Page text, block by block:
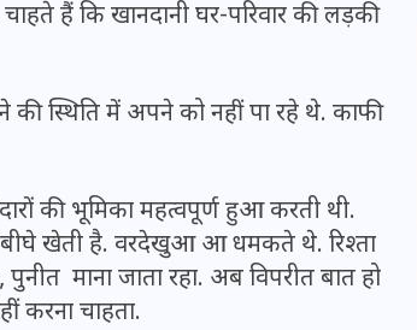
हैं कि खानदानी घर-परिवार की लड़की
की स्थिति में अपने को नहीं पा रहे थे. काफी
की भूमिका महत्वपूर्ण हुआ करती थी.
बीघे खेती है. वरदेखुआ आ धमकते थे. रिश्ता
पुनीत माना जाता रहा. अब विपरीत बात हो
करना चाहता.
में स्टारलिंक की लैंडिंग में
डेटा सिक्योरिटी और
की कीमत पर फंसा पेंच,